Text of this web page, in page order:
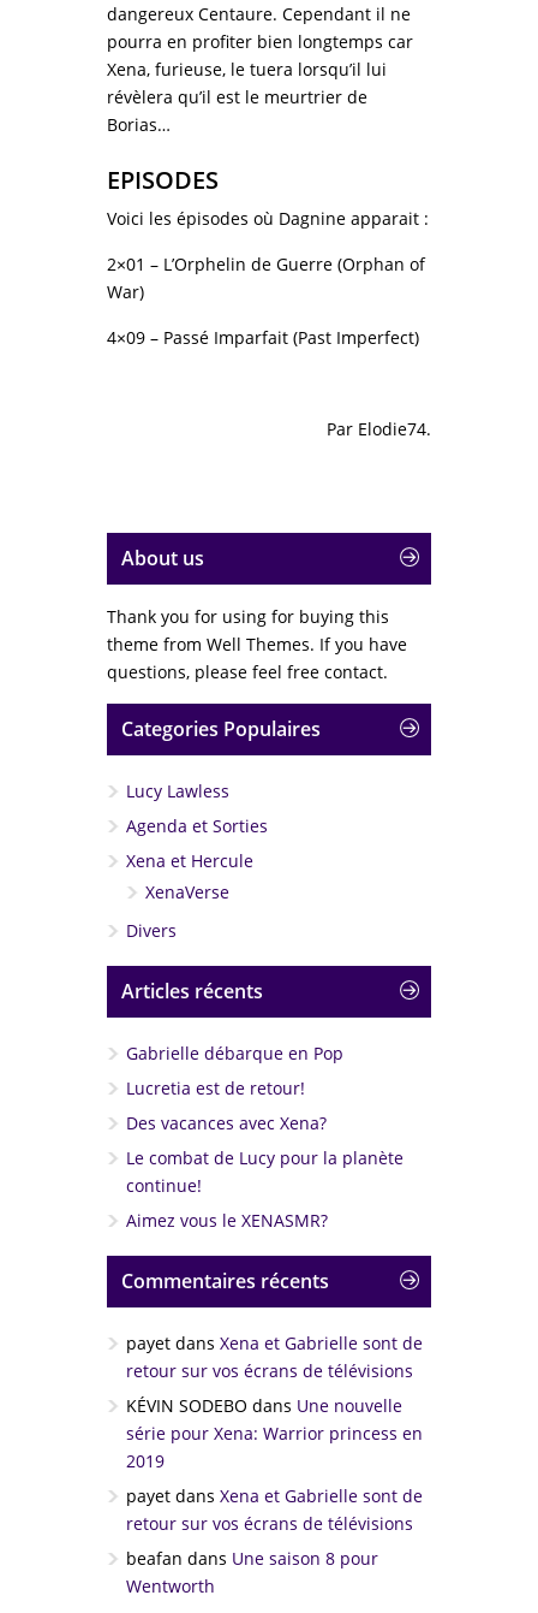
dangereux Centaure. Cependant il ne
pourra en profiter bien longtemps car
Xena, furieuse, le tuera lorsqu’il lui
révèlera qu’il est le meurtrier de
Borias…
EPISODES
Voici les épisodes où Dagnine apparait :
2×01 – L’Orphelin de Guerre (Orphan of
War)
4×09 – Passé Imparfait (Past Imperfect)
Par Elodie74.
About us
Thank you for using for buying this
theme from Well Themes. If you have
questions, please feel free contact.
Categories Populaires
Lucy Lawless
Agenda et Sorties
Xena et Hercule
XenaVerse
Divers
Articles récents
Gabrielle débarque en Pop
Lucretia est de retour!
Des vacances avec Xena?
Le combat de Lucy pour la planète
continue!
Aimez vous le XENASMR?
Commentaires récents
payet dans Xena et Gabrielle sont de
retour sur vos écrans de télévisions
KÉVIN SODEBO dans Une nouvelle
série pour Xena: Warrior princess en
2019
payet dans Xena et Gabrielle sont de
retour sur vos écrans de télévisions
beafan dans Une saison 8 pour
Wentworth